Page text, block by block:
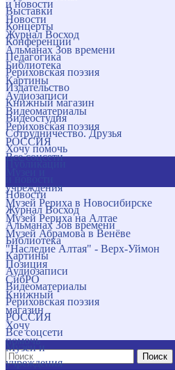
и новости
Новости
Журнал Восход
Альманах Зов времени
Библиотека
Картины
Аудиозаписи
Видеоматериалы
Рериховская поэзия
РОССИЯ
Все соцсети
учреждения
Музей Рериха в Новосибирске
Музей Рериха на Алтае
Музей Абрамова в Венёве
"Наследие Алтая" - Верх-Уймон
Позиция
СибРО
Книжный
магазин
Хочу
помочь
Поиск
Выставки
Концерты
Конференции
Педагогика
Рериховская поэзия
Издательство
Книжный магазин
Видеостудия
Сотрудничество. Друзья
Хочу помочь
Новости
Журнал Восход
Альманах Зов времени
Библиотека
Картины
Аудиозаписи
Видеоматериалы
Рериховская поэзия
РОССИЯ
Все соцсети
Музеи и
учреждения